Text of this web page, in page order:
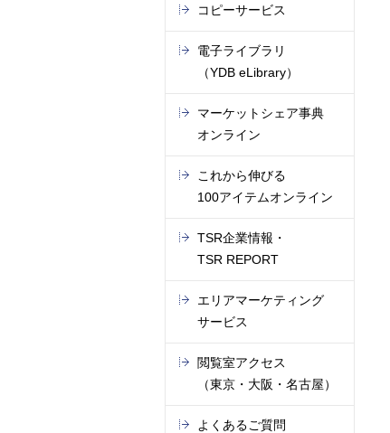
コピーサービス
電子ライブラリ
（YDB eLibrary）
マーケットシェア事典
オンライン
これから伸びる
100アイテムオンライン
TSR企業情報・
TSR REPORT
エリアマーケティング
サービス
閲覧室アクセス
（東京・大阪・名古屋）
よくあるご質問